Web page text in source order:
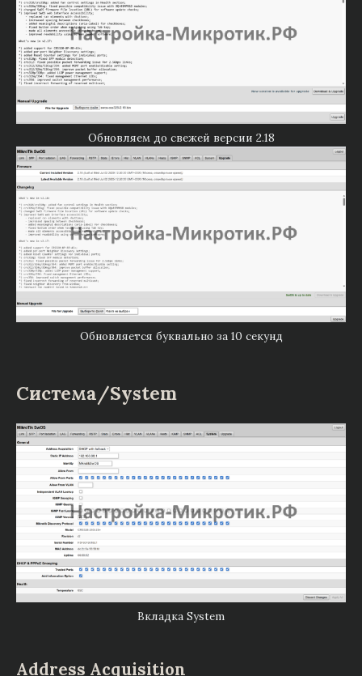
Обновляем до свежей версии 2.18
Обновляется буквально за 10 секунд
Система/System
Вкладка System
Address Acquisition